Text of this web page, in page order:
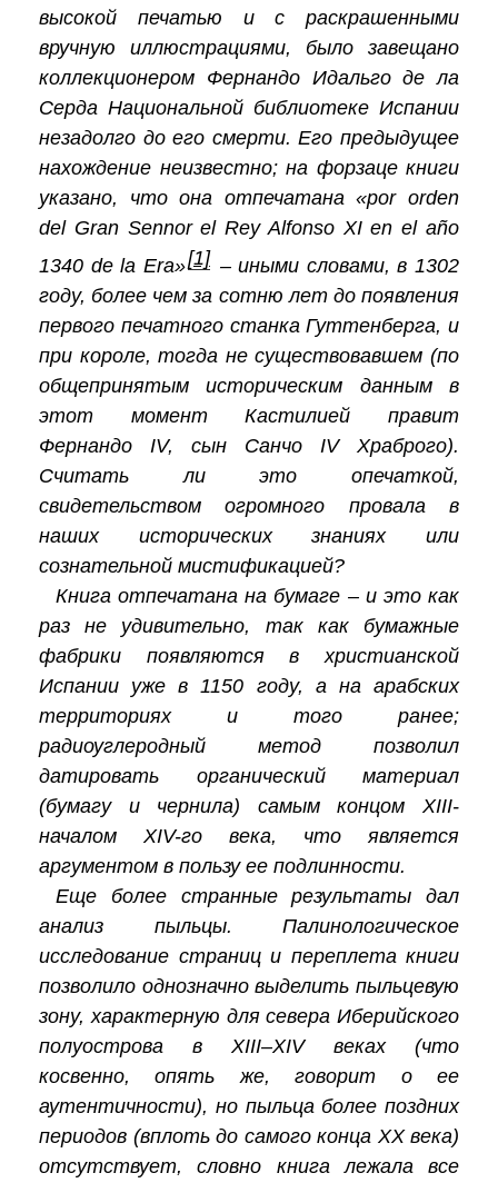
высокой печатью и с раскрашенными
вручную иллюстрациями, было завещано
коллекционером Фернандо Идальго де ла
Серда Национальной библиотеке Испании
незадолго до его смерти. Его предыдущее
нахождение неизвестно; на форзаце книги
указано, что она отпечатана «por orden
del Gran Sennor el Rey Alfonso XI en el año
1340 de la Era»[1] – иными словами, в 1302
году, более чем за сотню лет до появления
первого печатного станка Гуттенберга, и
при короле, тогда не существовавшем (по
общепринятым историческим данным в
этот момент Кастилией правит
Фернандо IV, сын Санчо IV Храброго).
Считать ли это опечаткой,
свидетельством огромного провала в
наших исторических знаниях или
сознательной мистификацией?
Книга отпечатана на бумаге – и это как
раз не удивительно, так как бумажные
фабрики появляются в христианской
Испании уже в 1150 году, а на арабских
территориях и того ранее;
радиоуглеродный метод позволил
датировать органический материал
(бумагу и чернила) самым концом XIII-
началом XIV-го века, что является
аргументом в пользу ее подлинности.
Еще более странные результаты дал
анализ пыльцы. Палинологическое
исследование страниц и переплета книги
позволило однозначно выделить пыльцевую
зону, характерную для севера Иберийского
полуострова в XIII–XIV веках (что
косвенно, опять же, говорит о ее
аутентичности), но пыльца более поздних
периодов (вплоть до самого конца XX века)
отсутствует, словно книга лежала все